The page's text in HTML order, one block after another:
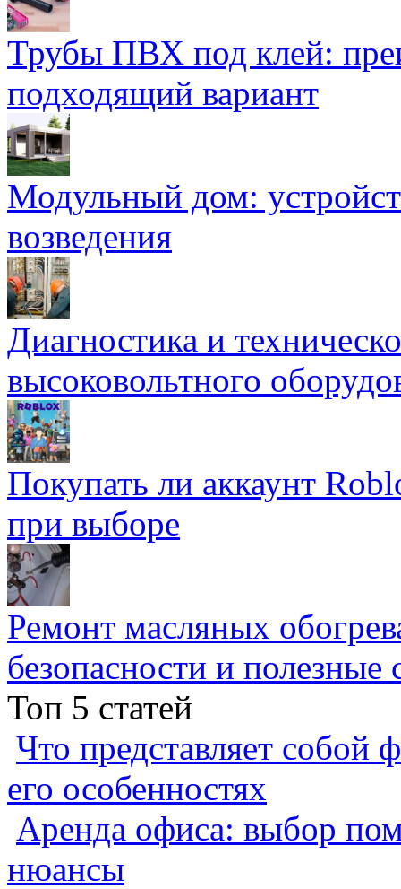
Трубы ПВХ под клей:
подходящий вариант
Модульный дом:
возведения
Диагностика и
высоковольтного
Покупать ли аккаунт
при выборе
Ремонт масляных
безопасности и полезные
Топ 5 статей
Что представляет собой
его особенностях
Аренда офиса: выбор
нюансы